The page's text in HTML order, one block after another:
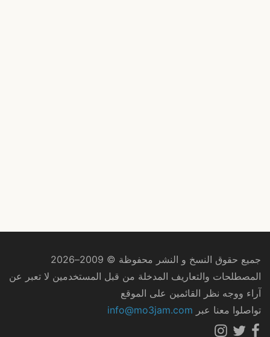
جميع حقوق النسخ و النشر محفوظة © 2009–2026
المصطلحات والتعاريف المدخلة من قبل المستخدمين لا تعبر عن
آراء ووجه نظر القائمين على الموقع
تواصلوا معنا عبر info@mo3jam.com